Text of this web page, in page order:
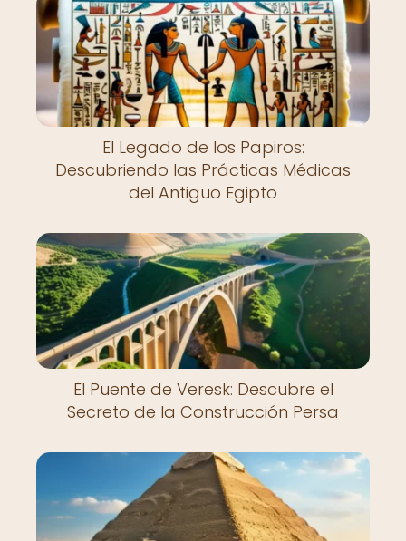
El Legado de los Papiros:
Descubriendo las Prácticas Médicas
del Antiguo Egipto
El Puente de Veresk: Descubre el
Secreto de la Construcción Persa